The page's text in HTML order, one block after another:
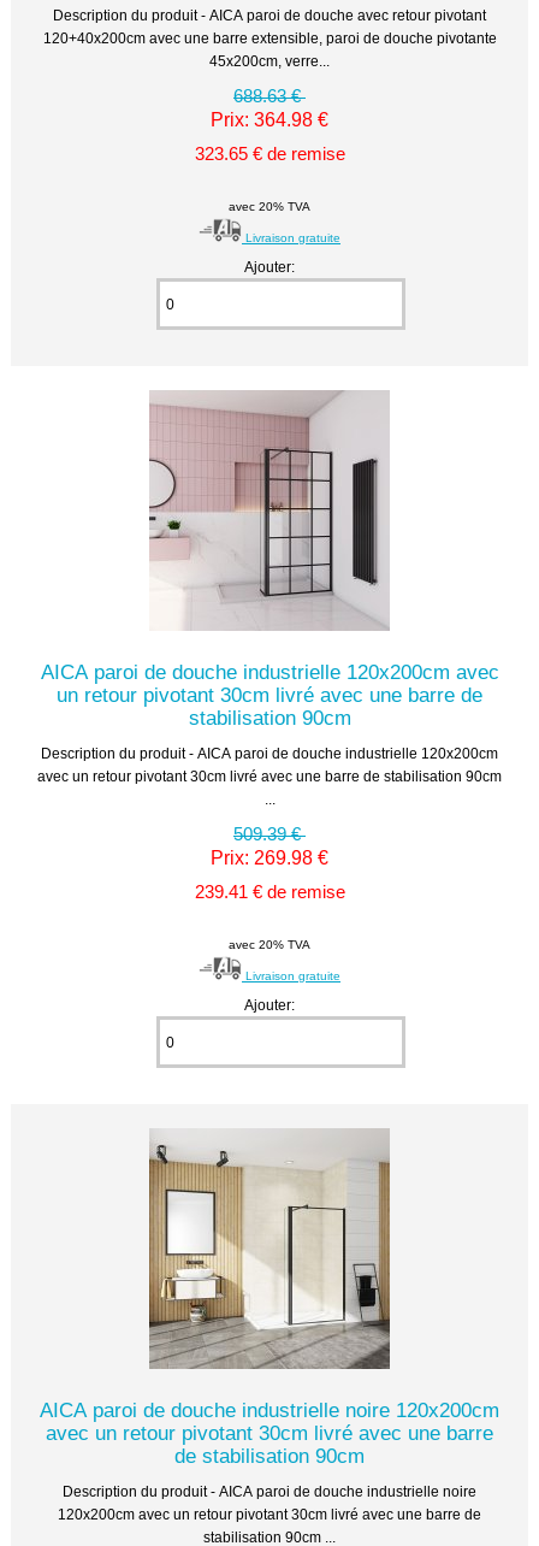
Description du produit - AICA paroi de douche avec retour pivotant
120+40x200cm avec une barre extensible, paroi de douche pivotante
45x200cm, verre...
688.63 €
Prix: 364.98 €
323.65 € de remise
avec 20% TVA
Livraison gratuite
Ajouter:
AICA paroi de douche industrielle 120x200cm avec
un retour pivotant 30cm livré avec une barre de
stabilisation 90cm
Description du produit - AICA paroi de douche industrielle 120x200cm
avec un retour pivotant 30cm livré avec une barre de stabilisation 90cm
509.39 €
Prix: 269.98 €
239.41 € de remise
avec 20% TVA
Livraison gratuite
Ajouter:
AICA paroi de douche industrielle noire 120x200cm
avec un retour pivotant 30cm livré avec une barre
de stabilisation 90cm
Description du produit - AICA paroi de douche industrielle noire
120x200cm avec un retour pivotant 30cm livré avec une barre de
stabilisation 90cm ...